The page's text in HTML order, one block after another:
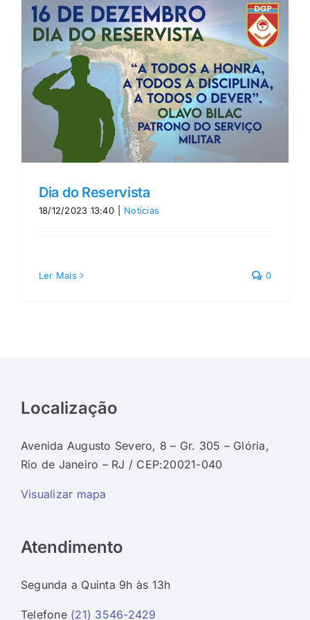
Dia do Reservista
18/12/2023 13:40 Notícias
Ler Mais 0
Localização
Avenida Augusto Severo, 8 – Gr. 305 – Glória,
Rio de Janeiro – RJ / CEP:20021-040
Visualizar mapa
Atendimento
Segunda a Quinta 9h às 13h
Telefone (21) 3546-2429